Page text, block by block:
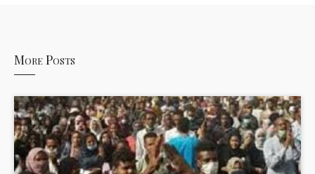
More Posts